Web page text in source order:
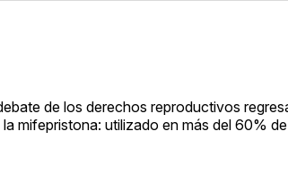
debate de los derechos reproductivos
mifepristona: utilizado en más del 60%